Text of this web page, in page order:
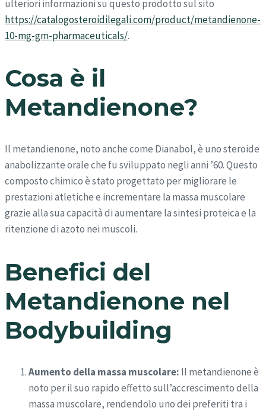
ulteriori informazioni su questo prodotto sul sito
https://catalogosteroidilegali.com/product/metandienone-
10-mg-gm-pharmaceuticals/.
Cosa è il
Metandienone?
Il metandienone, noto anche come Dianabol, è uno steroide
anabolizzante orale che fu sviluppato negli anni ’60. Questo
composto chimico è stato progettato per migliorare le
prestazioni atletiche e incrementare la massa muscolare
grazie alla sua capacità di aumentare la sintesi proteica e la
ritenzione di azoto nei muscoli.
Benefici del
Metandienone nel
Bodybuilding
Aumento della massa muscolare: Il metandienone è
noto per il suo rapido effetto sull’accrescimento della
massa muscolare, rendendolo uno dei preferiti tra i